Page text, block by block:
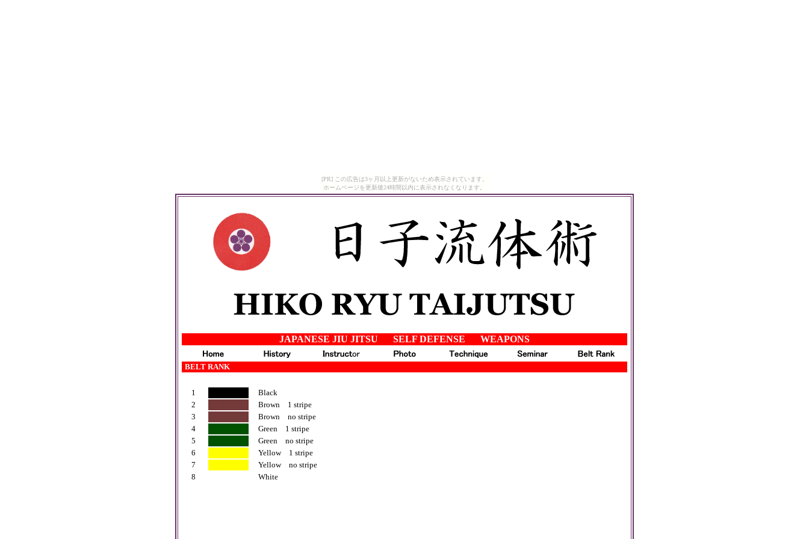
[PR] この広告は3ヶ月以上更新がないため表示されています。
ホームページを更新後24時間以内に表示されなくなります。
JAPANESE JIU JITSU SELF DEFENSE WEAPONS
BELT RANK
1
Black
2
Brown 1 stripe
3
Brown no stripe
4
Green 1 stripe
5
Green no stripe
6
Yellow 1 stripe
7
Yellow no stripe
8
White